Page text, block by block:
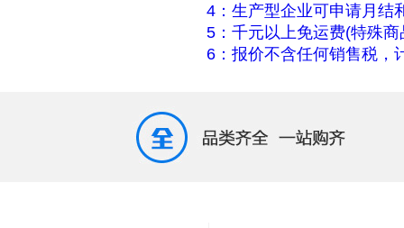
4：生产型企业可申请月结
5：千元以上免运费(特殊
6：报价不含任何销售税，